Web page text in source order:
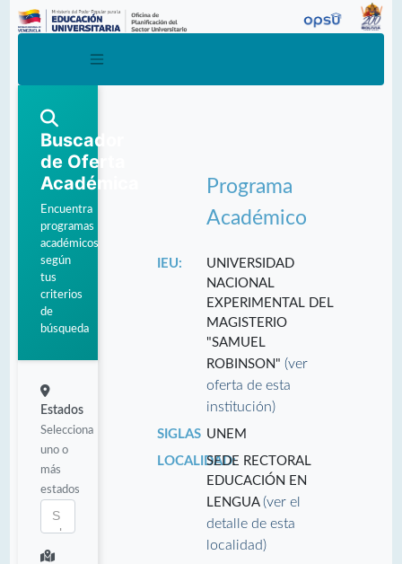
Buscador
de Oferta
Académica
Encuentra
programas
académicos
según
tus
criterios
de
búsqueda
Estados
Selecciona
uno o
más
estados
Programa
Académico
IEU:
UNIVERSIDAD
NACIONAL
EXPERIMENTAL DEL
MAGISTERIO
"SAMUEL
ROBINSON"(ver
oferta de esta
institución)
SIGLAS UNEM
LOCALIDAD:SEDE RECTORAL
EDUCACIÓN EN
LENGUA(ver el
detalle de esta
localidad)